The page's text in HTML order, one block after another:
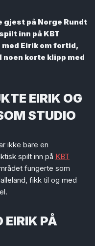
gjest på Norge Rundt
inn på KBT
Eirik om fortid,
korte klipp med
EIRIK OG
STUDIO
ikke bare en
spilt inn på KBT
fungerte som
fikk til og med
EIRIK PÅ